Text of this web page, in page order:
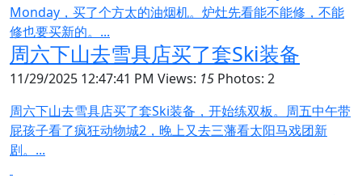
Monday，买了个方太的油烟机。炉灶先看能不能修，不能
修也要买新的。...
周六下山去雪具店买了套Ski装备
11/29/2025 12:47:41 PM Views: 15 Photos: 2
周六下山去雪具店买了套Ski装备，开始练双板。周五中午带
屁孩子看了疯狂动物城2，晚上又去三藩看太阳马戏团新
剧。...